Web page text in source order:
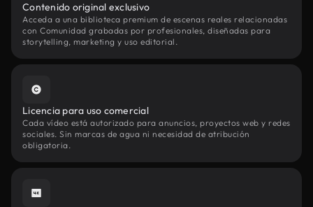
Contenido original exclusivo
Acceda a una biblioteca premium de escenas reales relacionadas
con Comunidad grabadas por profesionales, diseñadas para
storytelling, marketing y uso editorial.
Licencia para uso comercial
Cada vídeo está autorizado para anuncios, proyectos web y redes
sociales. Sin marcas de agua ni necesidad de atribución
obligatoria.